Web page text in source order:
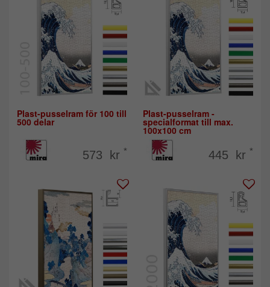
Plast-pusselram för 100 till
500 delar
573 kr *
Plast-pusselram -
specialformat till max.
100x100 cm
445 kr *